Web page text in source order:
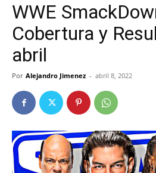
WWE
Cobertura y
abril
Por Alejandro Jimenez - abril 8, 2022